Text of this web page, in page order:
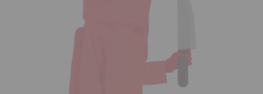
¡Adelante! Te estabamos esperando.